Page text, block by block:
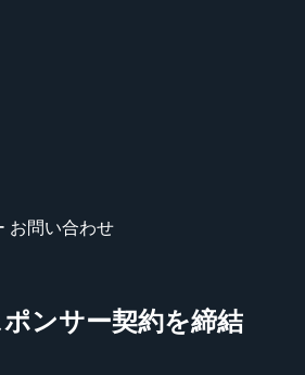
お問い合わせ
ポンサー契約を締結